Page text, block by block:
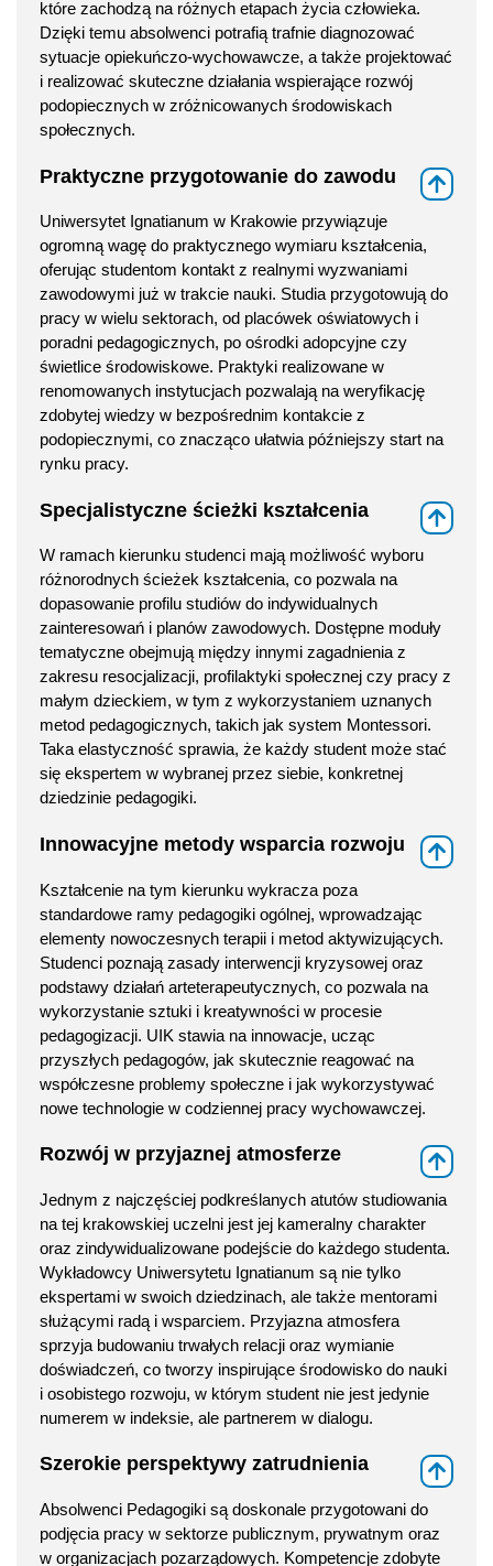
które zachodzą na różnych etapach życia człowieka.
Dzięki temu absolwenci potrafią trafnie diagnozować
sytuacje opiekuńczo-wychowawcze, a także projektować
i realizować skuteczne działania wspierające rozwój
podopiecznych w zróżnicowanych środowiskach
społecznych.
Praktyczne przygotowanie do zawodu
Uniwersytet Ignatianum w Krakowie przywiązuje
ogromną wagę do praktycznego wymiaru kształcenia,
oferując studentom kontakt z realnymi wyzwaniami
zawodowymi już w trakcie nauki. Studia przygotowują do
pracy w wielu sektorach, od placówek oświatowych i
poradni pedagogicznych, po ośrodki adopcyjne czy
świetlice środowiskowe. Praktyki realizowane w
renomowanych instytucjach pozwalają na weryfikację
zdobytej wiedzy w bezpośrednim kontakcie z
podopiecznymi, co znacząco ułatwia późniejszy start na
rynku pracy.
Specjalistyczne ścieżki kształcenia
W ramach kierunku studenci mają możliwość wyboru
różnorodnych ścieżek kształcenia, co pozwala na
dopasowanie profilu studiów do indywidualnych
zainteresowań i planów zawodowych. Dostępne moduły
tematyczne obejmują między innymi zagadnienia z
zakresu resocjalizacji, profilaktyki społecznej czy pracy z
małym dzieckiem, w tym z wykorzystaniem uznanych
metod pedagogicznych, takich jak system Montessori.
Taka elastyczność sprawia, że każdy student może stać
się ekspertem w wybranej przez siebie, konkretnej
dziedzinie pedagogiki.
Innowacyjne metody wsparcia rozwoju
Kształcenie na tym kierunku wykracza poza
standardowe ramy pedagogiki ogólnej, wprowadzając
elementy nowoczesnych terapii i metod aktywizujących.
Studenci poznają zasady interwencji kryzysowej oraz
podstawy działań arteterapeutycznych, co pozwala na
wykorzystanie sztuki i kreatywności w procesie
pedagogizacji. UIK stawia na innowacje, ucząc
przyszłych pedagogów, jak skutecznie reagować na
współczesne problemy społeczne i jak wykorzystywać
nowe technologie w codziennej pracy wychowawczej.
Rozwój w przyjaznej atmosferze
Jednym z najczęściej podkreślanych atutów studiowania
na tej krakowskiej uczelni jest jej kameralny charakter
oraz zindywidualizowane podejście do każdego studenta.
Wykładowcy Uniwersytetu Ignatianum są nie tylko
ekspertami w swoich dziedzinach, ale także mentorami
służącymi radą i wsparciem. Przyjazna atmosfera
sprzyja budowaniu trwałych relacji oraz wymianie
doświadczeń, co tworzy inspirujące środowisko do nauki
i osobistego rozwoju, w którym student nie jest jedynie
numerem w indeksie, ale partnerem w dialogu.
Szerokie perspektywy zatrudnienia
Absolwenci Pedagogiki są doskonale przygotowani do
podjęcia pracy w sektorze publicznym, prywatnym oraz
w organizacjach pozarządowych. Kompetencje zdobyte